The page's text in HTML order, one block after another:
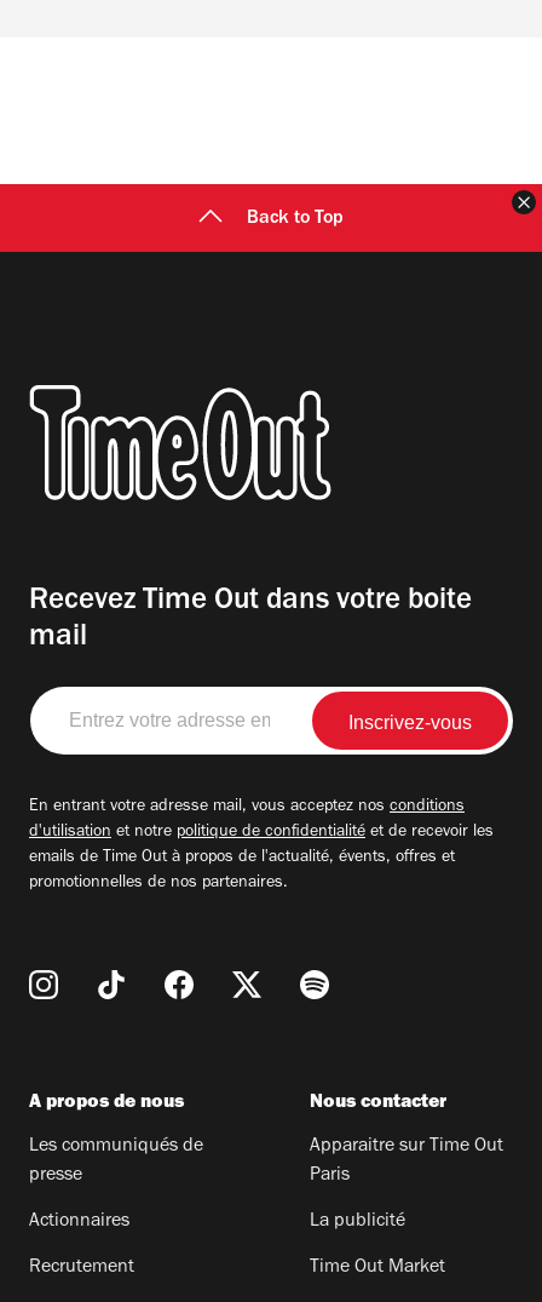
Back to Top
Recevez Time Out dans votre boite
mail
Entrez
votre
adresse
En entrant votre adresse mail, vous acceptez nos conditions
d'utilisation et notre politique de confidentialité et de recevoir les
emails de Time Out à propos de l'actualité, évents, offres et
promotionnelles de nos partenaires.
A propos de nous
Les communiqués de
presse
Actionnaires
Recrutement
Nous contacter
Apparaitre sur Time Out
Paris
La publicité
Time Out Market